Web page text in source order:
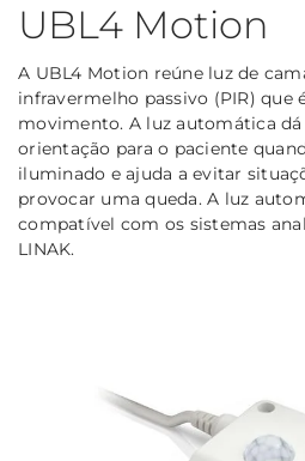
UBL4 Motion
A UBL4 Motion reúne luz de
infravermelho passivo (PIR) que
movimento. A luz automática
orientação para o paciente
iluminado e ajuda a evitar
provocar uma queda. A luz
compatível com os sistemas
LINAK.